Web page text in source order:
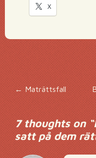
X
← Maträttsfall
7 thoughts on “
satt på dem